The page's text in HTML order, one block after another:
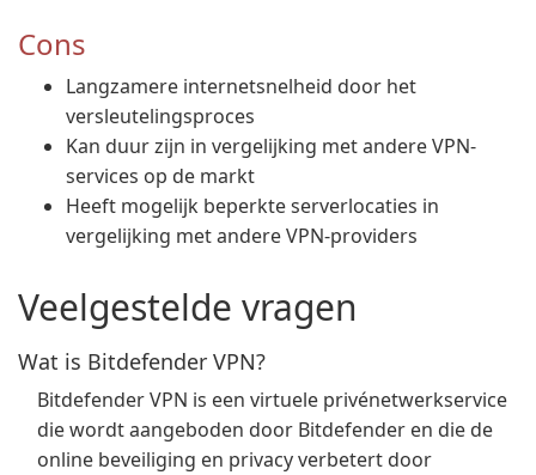
Cons
Langzamere internetsnelheid door het
versleutelingsproces
Kan duur zijn in vergelijking met andere VPN-
services op de markt
Heeft mogelijk beperkte serverlocaties in
vergelijking met andere VPN-providers
Veelgestelde vragen
Wat is Bitdefender VPN?
Bitdefender VPN is een virtuele privénetwerkservice
die wordt aangeboden door Bitdefender en die de
online beveiliging en privacy verbetert door